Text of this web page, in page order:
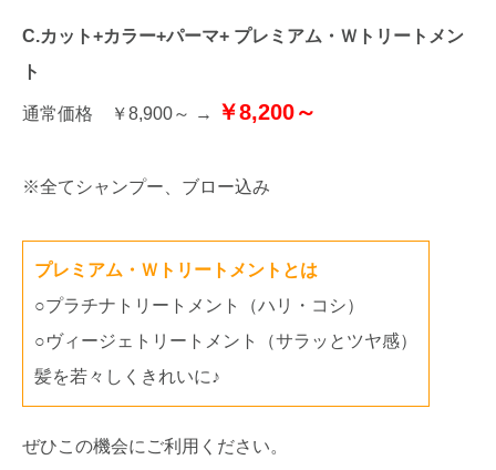
C.カット+カラー+パーマ+ プレミアム・Ｗトリートメン
ト
通常価格 ￥8,900～ → ￥8,200～
※全てシャンプー、ブロー込み
プレミアム・Ｗトリートメントとは
○プラチナトリートメント（ハリ・コシ）
○ヴィージェトリートメント（サラッとツヤ感）
髪を若々しくきれいに♪
ぜひこの機会にご利用ください。